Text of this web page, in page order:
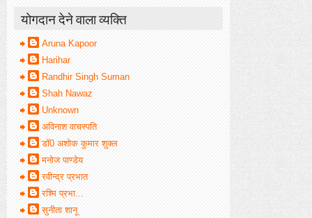
योगदान देने वाला व्यक्ति
Aruna Kapoor
Harihar
Randhir Singh Suman
Shah Nawaz
Unknown
अविनाश वाचस्पति
डॉ0 अशोक कुमार शुक्ल
मनोज पाण्डेय
रवीन्द्र प्रभात
रश्मि प्रभा...
सुनीता शानू